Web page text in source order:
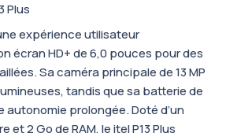
Plus
expérience utilisateur
écran HD+ de 6,0 pouces pour des
Sa caméra principale de 13 MP
tandis que sa batterie de
autonomie prolongée. Doté d’un
2 Go de RAM, le itel P13 Plus